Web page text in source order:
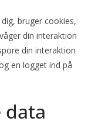
bruger cookies,
din interaktion
din interaktion
en logget ind på
data